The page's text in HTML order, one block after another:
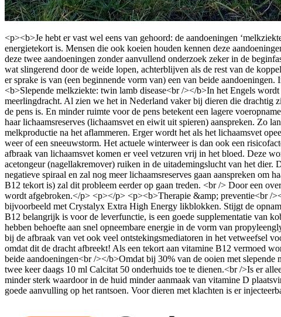
<p><b>Je hebt er vast wel eens van gehoord: de aandoeningen
energietekort is. Mensen die ook koeien houden kennen deze
deze twee aandoeningen zonder aanvullend onderzoek zeker in de
wat slingerend door de weide lopen, achterblijven als de rest van de
er sprake is van (een beginnende vorm van) een van beide
<b>Slepende melkziekte: twin lamb disease<br /></b>In het Engels
meerlingdracht. Al zien we het in Nederland vaker bij dieren die drachtig
de pens is. En minder ruimte voor de pens betekent een lagere
haar lichaamsreserves (lichaamsvet en eiwit uit spieren) aanspreken. Zo
melkproductie na het aflammeren. Erger wordt het als het lichaamsvet
weer of een sneeuwstorm. Het actuele winterweer is dan ook een
afbraak van lichaamsvet komen er veel vetzuren vrij in het bloed. Deze
acetongeur (nagellakremover) ruiken in de uitademingslucht van het
negatieve spiraal en zal nog meer lichaamsreserves gaan aanspreken
B12 tekort is) zal dit probleem eerder op gaan treden. <br /> Door een
wordt afgebroken.</p> <p></p> <p><b>Therapie &amp; preventie<br /
bijvoorbeeld met Crystalyx Extra High Energy likblokken. Stijgt de
B12 belangrijk is voor de leverfunctie, is een goede supplementatie van
hebben behoefte aan snel opneembare energie in de vorm van
bij de afbraak van vet ook veel ontstekingsmediatoren in het vetweefsel
omdat dit de dracht afbreekt! Als een tekort aan vitamine B12 vermoed
beide aandoeningen<br /></b>Omdat bij 30% van de ooien met
twee keer daags 10 ml Calcitat 50 onderhuids toe te dienen.<br />Is er
minder sterk waardoor in de huid minder aanmaak van vitamine D
goede aanvulling op het rantsoen. Voor dieren met klachten is er